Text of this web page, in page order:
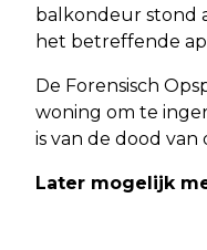
balkondeur stond
het betreffende
De Forensisch
woning om te
is van de dood van
Later mogelijk